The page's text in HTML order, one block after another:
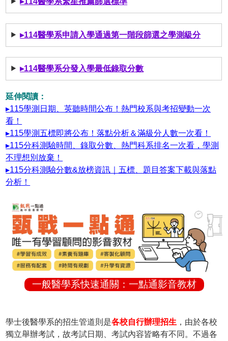
▸114醫學系申請入學通過第一階段篩選之學測級分
▸114醫學系分發入學最低錄取分數
延伸閱讀：
▸115學測日期、英聽時間公布！熱門校系與考招變動一次
看！
▸115學測五標即將公布！落點分析＆滿級分人數一次看！
▸115分科測驗時間、錄取分數、熱門科系排名一次看，學測
不理想別放棄！
▸115分科測驗分數&放榜資訊｜五標、題目答案下載與落點
分析！
一般醫學系快速通關：一點通影音教材
學士後醫學系的招生管道則是各校自行辦理招生 ，由於各校
獨立舉辦考試，故考試日期、考試內容皆略有不同。不過各